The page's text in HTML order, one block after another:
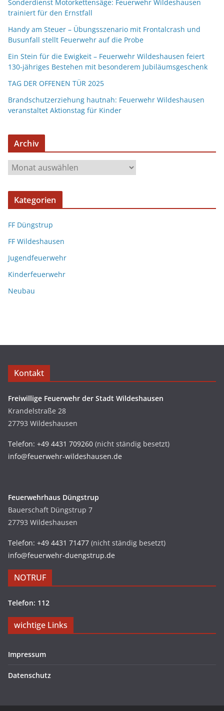
Sonderdienst Motorkettensäge: Feuerwehr Wildeshausen
trainiert für den Ernstfall
Handy am Steuer – Übungsszenario mit Frontalcrash und
Busunfall stellt Feuerwehr auf die Probe
Ein Stein für die Ewigkeit – Feuerwehr Wildeshausen feiert
130-jähriges Bestehen mit besonderem Jubiläumsgeschenk
TAG DER OFFENEN TÜR 2025
Brandschutzerziehung hautnah: Feuerwehr Wildeshausen
veranstaltet Aktionstag für Kinder
Archiv
Kategorien
FF Düngstrup
FF Wildeshausen
Jugendfeuerwehr
Kinderfeuerwehr
Neubau
Kontakt
Freiwillige Feuerwehr der Stadt Wildeshausen
Krandelstraße 28
27793 Wildeshausen
Telefon: +49 4431 709260 (nicht ständig besetzt)
info@feuerwehr-wildeshausen.de
Feuerwehrhaus Düngstrup
Bauerschaft Düngstrup 7
27793 Wildeshausen
Telefon: +49 4431 71477 (nicht ständig besetzt)
info@feuerwehr-duengstrup.de
NOTRUF
Telefon: 112
wichtige Links
Impressum
Datenschutz